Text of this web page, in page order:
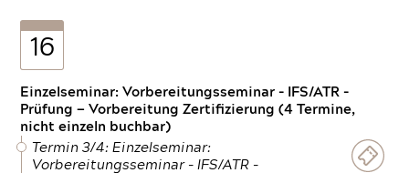
16
Einzelseminar: Vorbereitungsseminar - IFS/ATR -
Prüfung — Vorbereitung Zertifizierung (4 Termine,
nicht einzeln buchbar)
Termin 3/4: Einzelseminar:
Vorbereitungsseminar - IFS/ATR -